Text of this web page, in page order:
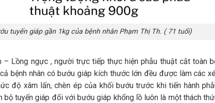
tuyến giáp gần 1kg của bệnh nhân Phạm Thị Th. ( 71 tuổi)
– Lồng ngực , người trực tiếp thực hiện phẫu thuật cắt toàn
bệnh nhân có bướu giáp kích thước lớn đều được làm các
độ xâm lấn, chèn ép của khối bướu trước khi tiến hành
bộ tuyến giáp đối với bướu giáp khổng lồ luôn là một thách